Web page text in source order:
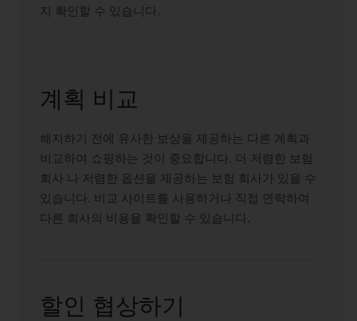
지 확인할 수 있습니다.
계획 비교
해지하기 전에 유사한 보상을 제공하는 다른 계획과
비교하여 쇼핑하는 것이 중요합니다. 더 저렴한 보험
회사 나 저렴한 옵션을 제공하는 보험 회사가 있을 수
있습니다. 비교 사이트를 사용하거나 직접 연락하여
다른 회사의 비용을 확인할 수 있습니다.
할인 협상하기